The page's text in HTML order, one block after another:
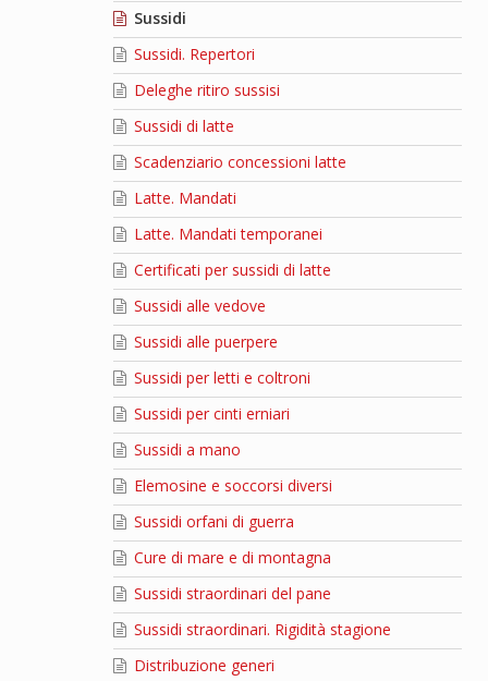
Sussidi
Sussidi. Repertori
Deleghe ritiro sussisi
Sussidi di latte
Scadenziario concessioni latte
Latte. Mandati
Latte. Mandati temporanei
Certificati per sussidi di latte
Sussidi alle vedove
Sussidi alle puerpere
Sussidi per letti e coltroni
Sussidi per cinti erniari
Sussidi a mano
Elemosine e soccorsi diversi
Sussidi orfani di guerra
Cure di mare e di montagna
Sussidi straordinari del pane
Sussidi straordinari. Rigidità stagione
Distribuzione generi